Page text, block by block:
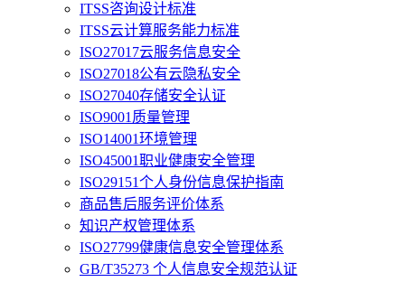
ITSS咨询设计标准
ITSS云计算服务能力标准
ISO27017云服务信息安全
ISO27018公有云隐私安全
ISO27040存储安全认证
ISO9001质量管理
ISO14001环境管理
ISO45001职业健康安全管理
ISO29151个人身份信息保护指南
商品售后服务评价体系
知识产权管理体系
ISO27799健康信息安全管理体系
GB/T35273 个人信息安全规范认证